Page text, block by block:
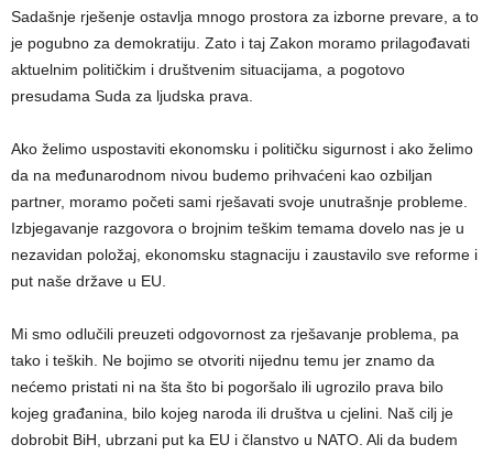
Sadašnje rješenje ostavlja mnogo prostora za izborne prevare, a to
je pogubno za demokratiju. Zato i taj Zakon moramo prilagođavati
aktuelnim političkim i društvenim situacijama, a pogotovo
presudama Suda za ljudska prava.
Ako želimo uspostaviti ekonomsku i političku sigurnost i ako želimo
da na međunarodnom nivou budemo prihvaćeni kao ozbiljan
partner, moramo početi sami rješavati svoje unutrašnje probleme.
Izbjegavanje razgovora o brojnim teškim temama dovelo nas je u
nezavidan položaj, ekonomsku stagnaciju i zaustavilo sve reforme i
put naše države u EU.
Mi smo odlučili preuzeti odgovornost za rješavanje problema, pa
tako i teških. Ne bojimo se otvoriti nijednu temu jer znamo da
nećemo pristati ni na šta što bi pogoršalo ili ugrozilo prava bilo
kojeg građanina, bilo kojeg naroda ili društva u cjelini. Naš cilj je
dobrobit BiH, ubrzani put ka EU i članstvo u NATO. Ali da budem